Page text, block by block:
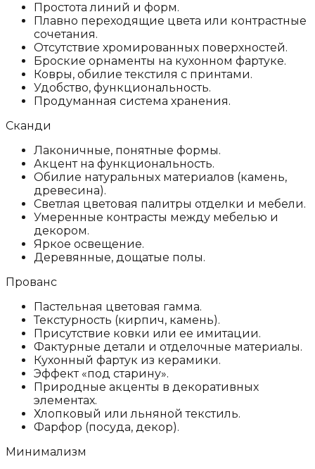
Простота линий и форм.
Плавно переходящие цвета или контрастные
сочетания.
Отсутствие хромированных поверхностей.
Броские орнаменты на кухонном фартуке.
Ковры, обилие текстиля с принтами.
Удобство, функциональность.
Продуманная система хранения.
Сканди
Лаконичные, понятные формы.
Акцент на функциональность.
Обилие натуральных материалов (камень,
древесина).
Светлая цветовая палитры отделки и мебели.
Умеренные контрасты между мебелью и
декором.
Яркое освещение.
Деревянные, дощатые полы.
Прованс
Пастельная цветовая гамма.
Текстурность (кирпич, камень).
Присутствие ковки или ее имитации.
Фактурные детали и отделочные материалы.
Кухонный фартук из керамики.
Эффект «под старину».
Природные акценты в декоративных
элементах.
Хлопковый или льняной текстиль.
Фарфор (посуда, декор).
Минимализм